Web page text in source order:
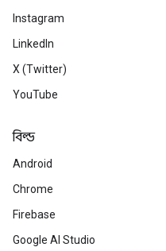
Instagram
LinkedIn
X (Twitter)
YouTube
বিল্ড
Android
Chrome
Firebase
Google AI Studio